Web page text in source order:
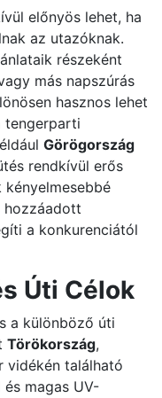
előnyös lehet, ha
az utazóknak.
részeként
más napszúrás
hasznos lehet
tengerparti
Görögország
rendkívül erős
kényelmesebbé
hozzáadott
a konkurenciától
Úti Célok
a különböző úti
Törökország,
vidékén található
magas UV-